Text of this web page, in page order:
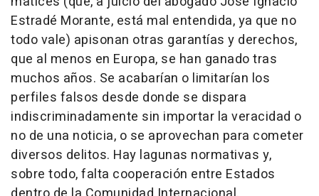
Estradé Morante, está mal entendida, ya que no
todo vale) apisonan otras garantías y derechos,
que al menos en Europa, se han ganado tras
muchos años. Se acabarían o limitarían los
perfiles falsos desde donde se dispara
indiscriminadamente sin importar la veracidad o
no de una noticia, o se aprovechan para cometer
diversos delitos. Hay lagunas normativas y,
sobre todo, falta cooperación entre Estados